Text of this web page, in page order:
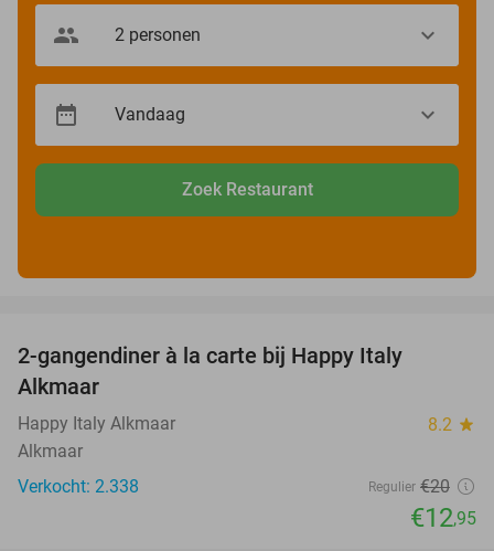
Zoek Restaurant
2-gangendiner à la carte bij Happy Italy
Alkmaar
Happy Italy Alkmaar 8.2 star
Alkmaar
Verkocht: 2.338
Regulier €20
€12,95